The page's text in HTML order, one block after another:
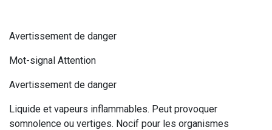
Avertissement de danger
Mot-signal Attention
Avertissement de danger
Liquide et vapeurs inflammables. Peut provoquer
somnolence ou vertiges. Nocif pour les organismes